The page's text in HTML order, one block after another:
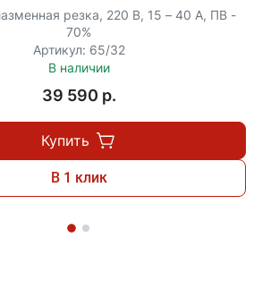
резка, 220 В, 15 – 40 А, ПВ -
70%
Артикул: 65/32
В наличии
39 590 p.
Купить
В 1 клик